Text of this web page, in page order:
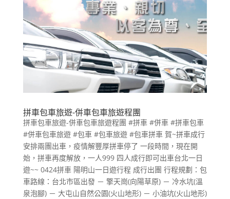
拼車包車旅遊-併車包車旅遊程團
拼車包車旅遊-併車包車旅遊程團 #拼車 #併車 #拼車包車
#併車包車旅遊 #包車 #包車旅遊 #包車拼車 賀~拼車成行
安排兩團出車，疫情解豐厚拼車停了 一段時間，現在開
始，拼車再度解放，一人999 四人成行即可出車台北一日
遊~~ 0424拼車 陽明山一日遊行程 成行出團 行程規劃：包
車路線：台北市區出發 － 擎天崗(向陽草原) － 冷水坑(溫
泉泡腳) － 大屯山自然公園(火山地形) － 小油坑(火山地形)